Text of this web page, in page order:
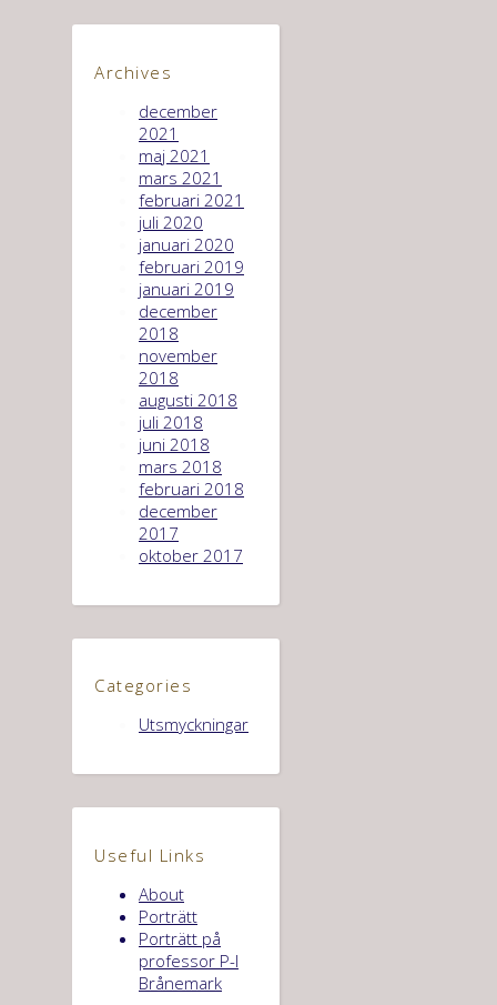
Archives
december
2021
maj 2021
mars 2021
februari 2021
juli 2020
januari 2020
februari 2019
januari 2019
december
2018
november
2018
augusti 2018
juli 2018
juni 2018
mars 2018
februari 2018
december
2017
oktober 2017
Categories
Utsmyckningar
Useful Links
About
Porträtt
Porträtt på
professor P-I
Brånemark